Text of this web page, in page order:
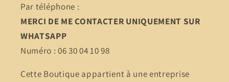
Par téléphone :
MERCI DE ME CONTACTER UNIQUEMENT SUR
WHATSAPP
Numéro : 06 30 04 10 98
Cette Boutique appartient à une entreprise